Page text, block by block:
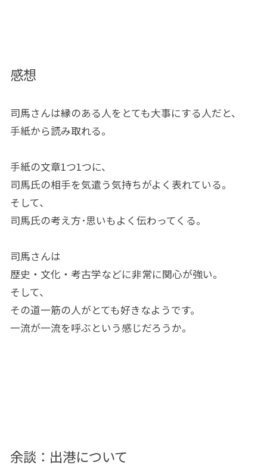
感想
司馬さんは縁のある人をとても大事にする人だと、
手紙から読み取れる。
手紙の文章1つ1つに、
司馬氏の相手を気遣う気持ちがよく表れている。
そして、
司馬氏の考え方･思いもよく伝わってくる。
司馬さんは
歴史・文化・考古学などに非常に関心が強い。
そして、
その道一筋の人がとても好きなようです。
一流が一流を呼ぶという感じだろうか。
余談：出港について